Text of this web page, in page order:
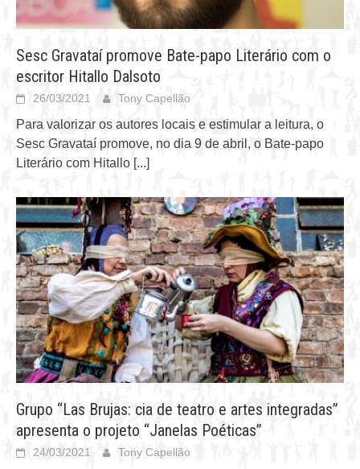
Sesc Gravataí promove Bate-papo Literário com o
escritor Hitallo Dalsoto
26/03/2021 Tony Capellão
Para valorizar os autores locais e estimular a leitura, o
Sesc Gravataí promove, no dia 9 de abril, o Bate-papo
Literário com Hitallo [...]
Grupo “Las Brujas: cia de teatro e artes integradas”
apresenta o projeto “Janelas Poéticas”
24/03/2021 Tony Capellão